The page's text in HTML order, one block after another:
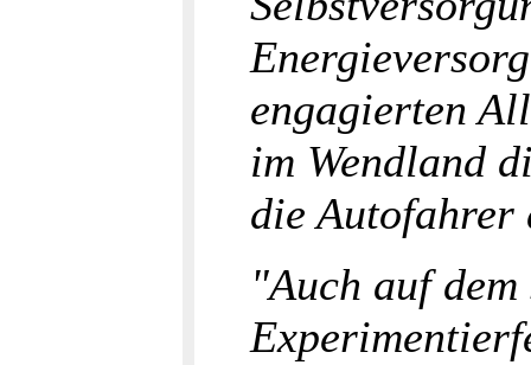
engagierten
im Wendland
die
"Auch auf